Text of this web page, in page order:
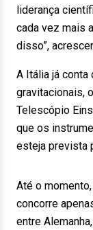
liderança
cada vez mais
disso”,
A Itália já
gravitacionais,
Telescópio
que os
esteja prevista
Até o
concorre
entre